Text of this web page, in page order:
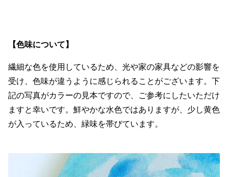
【色味について】
繊細な色を使用しているため、光や家の家具などの影響を
受け、色味が違うように感じられることがございます。下
記の写真がカラーの見本ですので、ご参考にしたいただけ
ますと幸いです。鮮やかな水色ではありますが、少し黄色
が入っているため、緑味を帯びています。